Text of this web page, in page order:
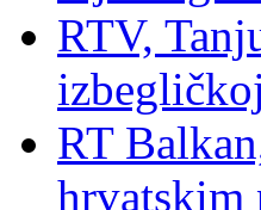
RTV,
RT
hrvatskim